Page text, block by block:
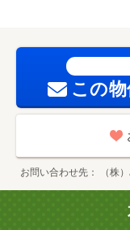
この
お問い合わせ先 （株